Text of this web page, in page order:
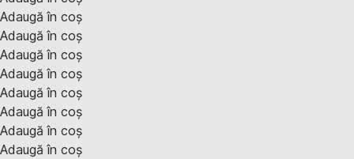
Adaugă în coș
Adaugă în coș
Adaugă în coș
Adaugă în coș
Adaugă în coș
Adaugă în coș
Adaugă în coș
Adaugă în coș